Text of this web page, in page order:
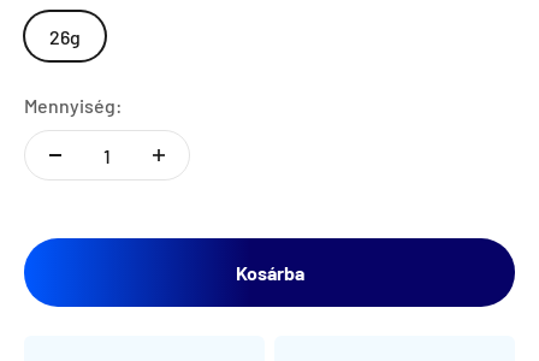
26g
Mennyiség:
Kosárba